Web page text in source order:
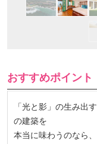
おすすめポイント
「光と影」の生み出
の建築を
本当に味わうのなら